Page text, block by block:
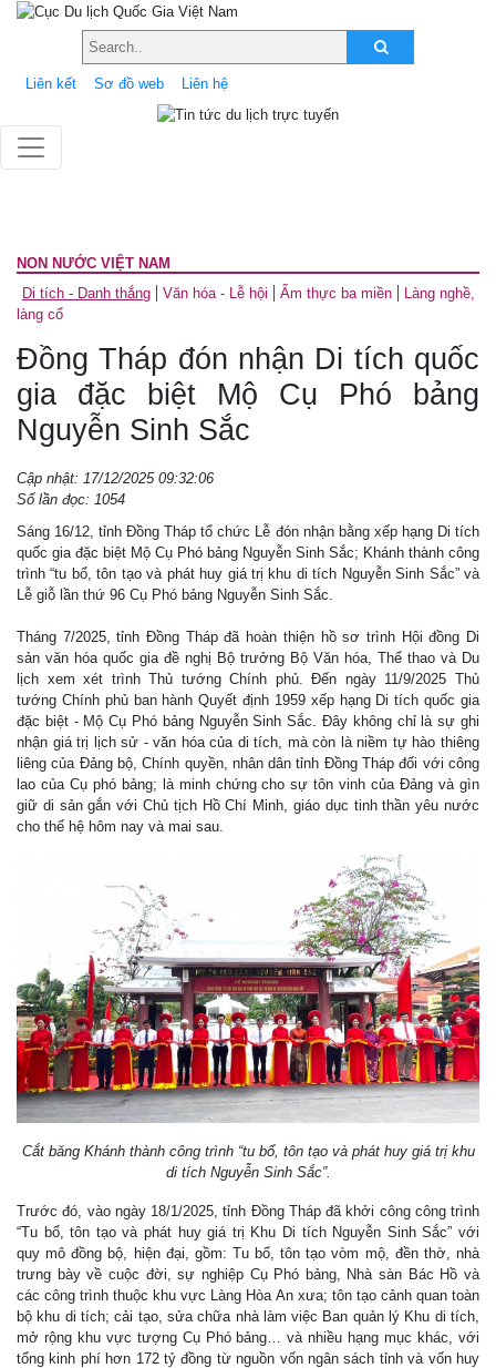
Liên kết Sơ đồ web Liên hệ
NON NƯỚC VIỆT NAM
Di tích - Danh thắng
Văn hóa - Lễ hội Ẩm thực ba miền
Làng nghề,
làng cổ
Đồng Tháp đón nhận Di tích quốc
gia đặc biệt Mộ Cụ Phó bảng
Nguyễn Sinh Sắc
Cập nhật: 17/12/2025 09:32:06
Số lần đọc: 1054
Sáng 16/12, tỉnh Đồng Tháp tổ chức Lễ đón nhận bằng xếp hạng Di tích
quốc gia đặc biệt Mộ Cụ Phó bảng Nguyễn Sinh Sắc; Khánh thành công
trình “tu bổ, tôn tạo và phát huy giá trị khu di tích Nguyễn Sinh Sắc” và
Lễ giỗ lần thứ 96 Cụ Phó bảng Nguyễn Sinh Sắc.
Tháng 7/2025, tỉnh Đồng Tháp đã hoàn thiện hồ sơ trình Hội đồng Di
sản văn hóa quốc gia đề nghị Bộ trưởng Bộ Văn hóa, Thể thao và Du
lịch xem xét trình Thủ tướng Chính phủ. Đến ngày 11/9/2025 Thủ
tướng Chính phủ ban hành Quyết định 1959 xếp hạng Di tích quốc gia
đặc biệt - Mộ Cụ Phó bảng Nguyễn Sinh Sắc. Đây không chỉ là sự ghi
nhận giá trị lịch sử - văn hóa của di tích, mà còn là niềm tự hào thiêng
liêng của Đảng bộ, Chính quyền, nhân dân tỉnh Đồng Tháp đối với công
lao của Cụ phó bảng; là minh chứng cho sự tôn vinh của Đảng và gìn
giữ di sản gắn với Chủ tịch Hồ Chí Minh, giáo dục tinh thần yêu nước
cho thế hệ hôm nay và mai sau.
Cắt băng Khánh thành công trình “tu bổ, tôn tạo và phát huy giá trị khu
di tích Nguyễn Sinh Sắc”.
Trước đó, vào ngày 18/1/2025, tỉnh Đồng Tháp đã khởi công công trình
“Tu bổ, tôn tạo và phát huy giá trị Khu Di tích Nguyễn Sinh Sắc” với
quy mô đồng bộ, hiện đại, gồm: Tu bổ, tôn tạo vòm mộ, đền thờ, nhà
trưng bày về cuộc đời, sự nghiệp Cụ Phó bảng, Nhà sàn Bác Hồ và
các công trình thuộc khu vực Làng Hòa An xưa; tôn tạo cảnh quan toàn
bộ khu di tích; cải tạo, sửa chữa nhà làm việc Ban quản lý Khu di tích,
mở rộng khu vực tượng Cụ Phó bảng… và nhiều hạng mục khác, với
tổng kinh phí hơn 172 tỷ đồng từ nguồn vốn ngân sách tỉnh và vốn huy